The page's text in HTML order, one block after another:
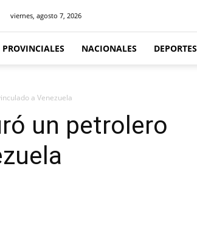
viernes, agosto 7, 2026
PROVINCIALES NACIONALES DEPORTES
a Venezuela
un petrolero